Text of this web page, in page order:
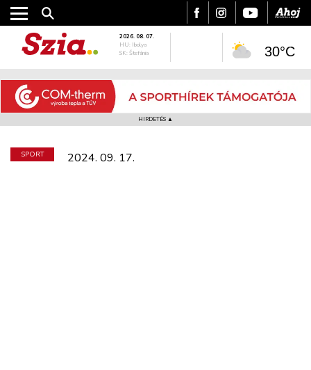
2026. 08. 07.
HU: Ibolya
SK: Štefánia
30°C
HIRDETÉS ▲
SPORT 2024. 09. 17.